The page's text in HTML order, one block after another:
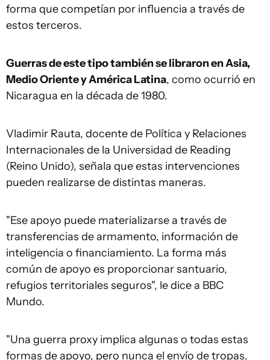
forma que competían por influencia a través de
estos terceros.
Guerras de este tipo también se libraron en Asia,
Medio Oriente y América Latina, como ocurrió en
Nicaragua en la década de 1980.
Vladimir Rauta, docente de Política y Relaciones
Internacionales de la Universidad de Reading
(Reino Unido), señala que estas intervenciones
pueden realizarse de distintas maneras.
"Ese apoyo puede materializarse a través de
transferencias de armamento, información de
inteligencia o financiamiento. La forma más
común de apoyo es proporcionar santuario,
refugios territoriales seguros", le dice a BBC
Mundo.
"Una guerra proxy implica algunas o todas estas
formas de apoyo, pero nunca el envío de tropas,